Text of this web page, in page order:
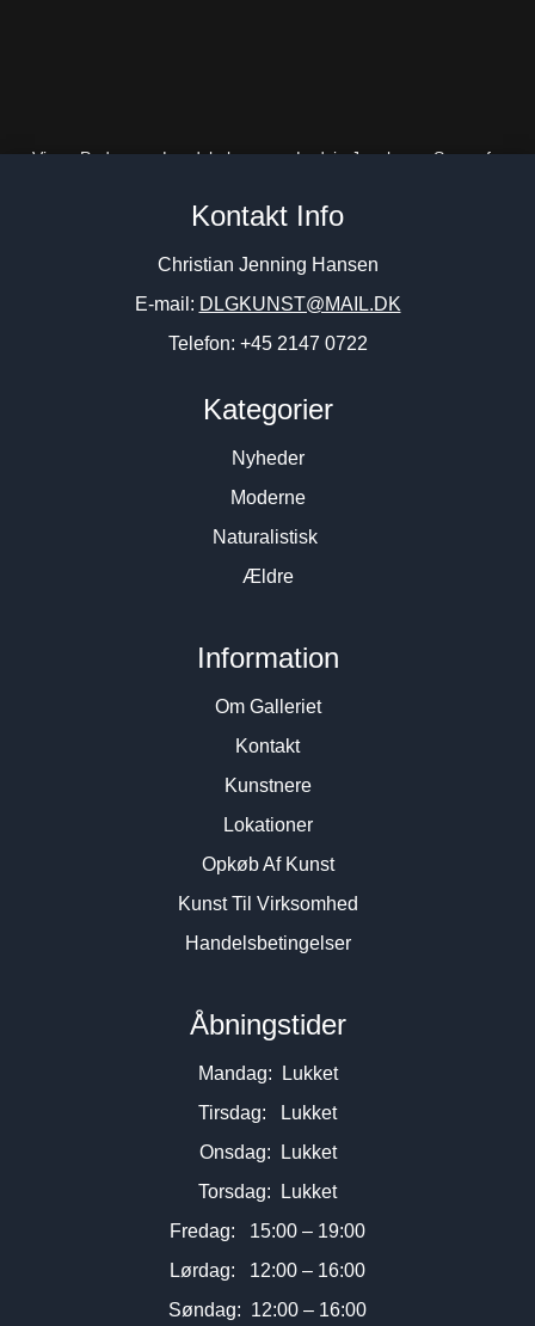
Viggo Pedersen. Landskab
Ludvig Jacobsen. Scene fra
1930. 60x70cm.
Kontakt Info
Christian Jenning Hansen
E-mail: DLGKUNST@MAIL.DK
Telefon: +45 2147 0722
Kategorier
Nyheder
Moderne
Naturalistisk
Ældre
Information
Om Galleriet
Kontakt
Kunstnere
Lokationer
Opkøb Af Kunst
Kunst Til Virksomhed
Handelsbetingelser
Åbningstider
Mandag: Lukket
Tirsdag: Lukket
Onsdag: Lukket
Torsdag: Lukket
Fredag: 15:00 – 19:00
Lørdag: 12:00 – 16:00
Søndag: 12:00 – 16:00